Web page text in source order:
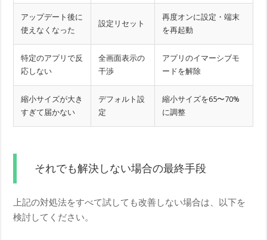
アップデート後に
使えなくなった
設定リセット
再度オンに設定・端末
を再起動
特定のアプリで反
応しない
全画面表示の
干渉
アプリのイマーシブモ
ードを解除
縮小サイズが大き
すぎて届かない
デフォルト設
定
縮小サイズを65〜70%
に調整
それでも解決しない場合の最終手段
上記の対処法をすべて試しても改善しない場合は、以下を
検討してください。